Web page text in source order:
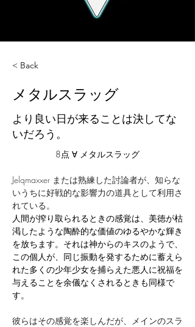
< Back
メタルスラッグ
より良い日が来ることは決してな
いだろう。
8点 ∀ メタルスラッグ
Jelqmaxxer または熟練した討論者が、知らな
いうちに好戦的な影響力の道具として利用さ
れている。
人間が搾り取られるときの感覚は、美徳が枯
渇したような陶酔的な価値のゆるやかな輝き
を放ちます。それは神からのキスのようで、
この個人が、同じ振動を発するために蓄えら
れた多くの少年少女を捕らえた悪人に祝福を
与えることを余儀なくされるときも同様で
す。
彼らはその感覚を楽しんだが、メインのスラ